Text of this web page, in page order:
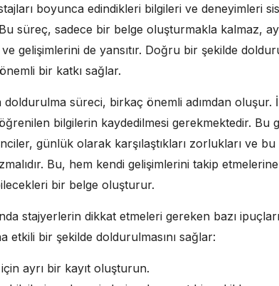
boyunca edindikleri bilgileri ve deneyimleri
süreç, sadece bir belge oluşturmakla kalmaz,
gelişimlerini de yansıtır. Doğru bir şekilde
bir katkı sağlar.
doldurulma süreci, birkaç önemli adımdan oluşur.
bilgilerin kaydedilmesi gerekmektedir. Bu
günlük olarak karşılaştıkları zorlukları ve bu
Bu, hem kendi gelişimlerini takip
bir belge oluşturur.
stajyerlerin dikkat etmeleri gereken bazı
etkili bir şekilde doldurulmasını sağlar:
ayrı bir kayıt oluşturun.